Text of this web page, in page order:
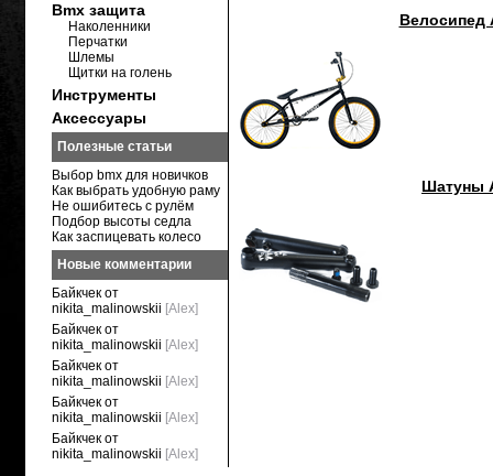
Велосипед
Шатуны
Bmx защита
Наколенники
Перчатки
Шлемы
Щитки на голень
Инструменты
Аксессуары
Полезные статьи
Выбор bmx для новичков
Как выбрать удобную раму
Не ошибитесь с рулём
Подбор высоты седла
Как заспицевать колесо
Новые комментарии
Байкчек от
nikita_malinowskii [Alex]
Байкчек от
nikita_malinowskii [Alex]
Байкчек от
nikita_malinowskii [Alex]
Байкчек от
nikita_malinowskii [Alex]
Байкчек от
nikita_malinowskii [Alex]